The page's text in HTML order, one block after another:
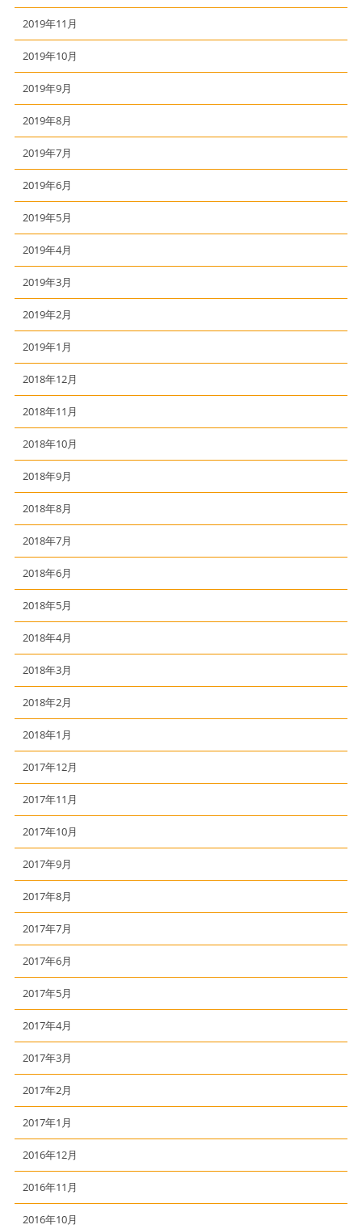
2019年11月
2019年10月
2019年9月
2019年8月
2019年7月
2019年6月
2019年5月
2019年4月
2019年3月
2019年2月
2019年1月
2018年12月
2018年11月
2018年10月
2018年9月
2018年8月
2018年7月
2018年6月
2018年5月
2018年4月
2018年3月
2018年2月
2018年1月
2017年12月
2017年11月
2017年10月
2017年9月
2017年8月
2017年7月
2017年6月
2017年5月
2017年4月
2017年3月
2017年2月
2017年1月
2016年12月
2016年11月
2016年10月